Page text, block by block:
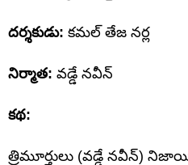
దర్శకుడు: కమల్ తేజ నర్ల
నిర్మాత: వడ్డే నవీన్
కథ:
త్రిమూర్తులు (వడ్డే నవీన్)